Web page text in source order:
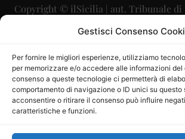
Gestisci Consenso
Per fornire le migliori esperienze, utilizziamo
per memorizzare e/o accedere alle informazioni del
consenso a queste tecnologie ci permetterà di
comportamento di navigazione o ID unici su questo
acconsentire o ritirare il consenso può influire
caratteristiche e funzioni.
Copyright © ilSicilia | aut. Tribunale di
29/09/2015
Direttore Editoriale: Maurizio
Direttore Responsabile: Maria